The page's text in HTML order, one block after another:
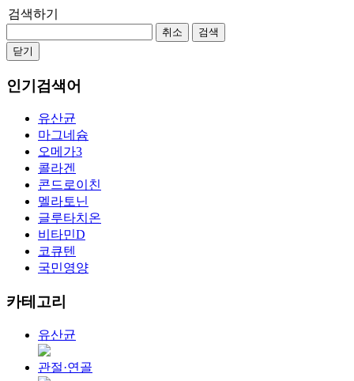
검색하기
취소
검색
닫기
인기검색어
유산균
마그네슘
오메가3
콜라겐
콘드로이친
멜라토닌
글루타치온
비타민D
코큐텐
국민영양
카테고리
유산균
관절·연골